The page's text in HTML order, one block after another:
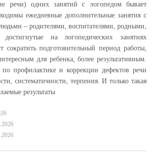
речи) одних занятий с логопедом бывает
ежедневные дополнительные занятия с
– родителями, воспитателями, родными,
достигнутые на логопедических занятиях
сократить подготовительный период работы,
для ребенка, более результативным.
по профилактике и коррекции дефектов речи
систематичности, терпения. И только такая
результаты